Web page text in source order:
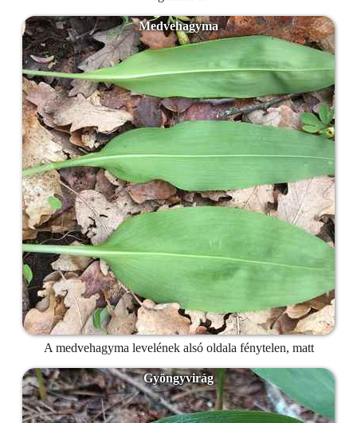
A medvehagyma levelének alsó oldala fénytelen, matt
Medvehagyma
Gyöngyvirág